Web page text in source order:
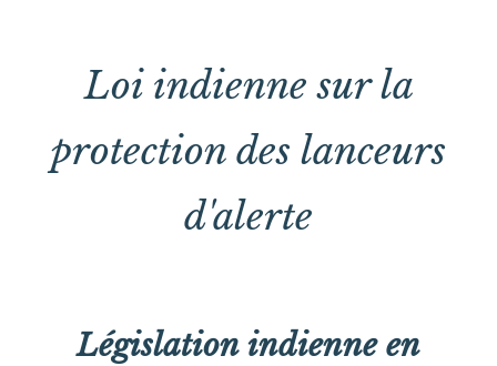
Loi indienne sur la
protection des lanceurs
d'alerte
Législation indienne en